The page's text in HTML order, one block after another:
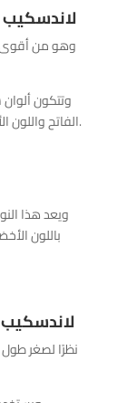
لاندسكيب
وهو من أقوى
وتتكون
الفاتح واللون الأصفر، طبقًا للاندسكيب الطبيعي من حيث الشكل.
ويعد هذا
باللون
نظرًا لصغر